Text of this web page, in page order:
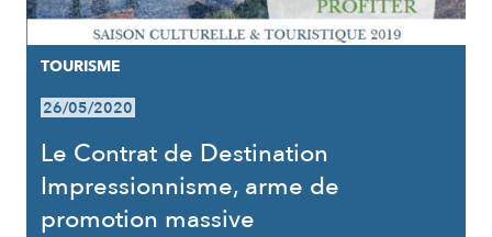
TOURISME
26/05/2020
Le Contrat de Destination
Impressionnisme, arme de
promotion massive